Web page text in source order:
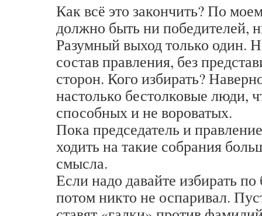
Как всё это закончить? По
должно быть ни победителей,
Разумный выход только один.
состав правления, без
сторон. Кого избирать?
настолько бестолковые люди,
способных и не вороватых.
Пока председатель и
ходить на такие собрания
смысла.
Если надо давайте избирать
потом никто не оспаривал.